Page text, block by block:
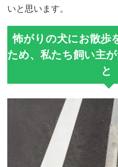
いと思います。
怖がりの犬にお散歩
ため、私たち飼い主
と